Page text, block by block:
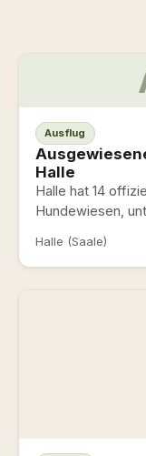
Ausflug
Halle
Halle hat 14
Hundewiesen,
Strasse
Südpark…
Halle (Saale)